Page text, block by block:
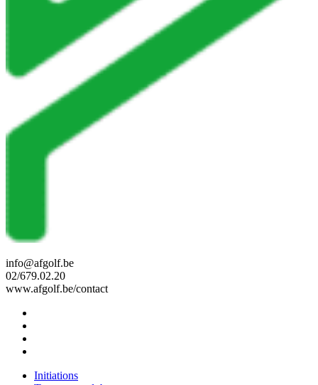
info@afgolf.be
02/679.02.20
www.afgolf.be/contact
Initiations